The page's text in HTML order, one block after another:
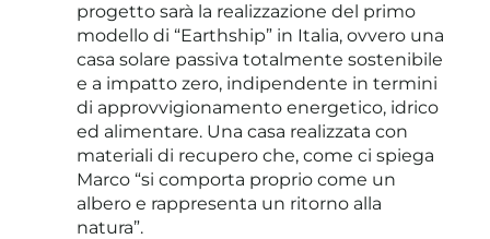
progetto sarà la realizzazione del primo
modello di “Earthship” in Italia, ovvero una
casa solare passiva totalmente sostenibile
e a impatto zero, indipendente in termini
di approvvigionamento energetico, idrico
ed alimentare. Una casa realizzata con
materiali di recupero che, come ci spiega
Marco “si comporta proprio come un
albero e rappresenta un ritorno alla
natura”.